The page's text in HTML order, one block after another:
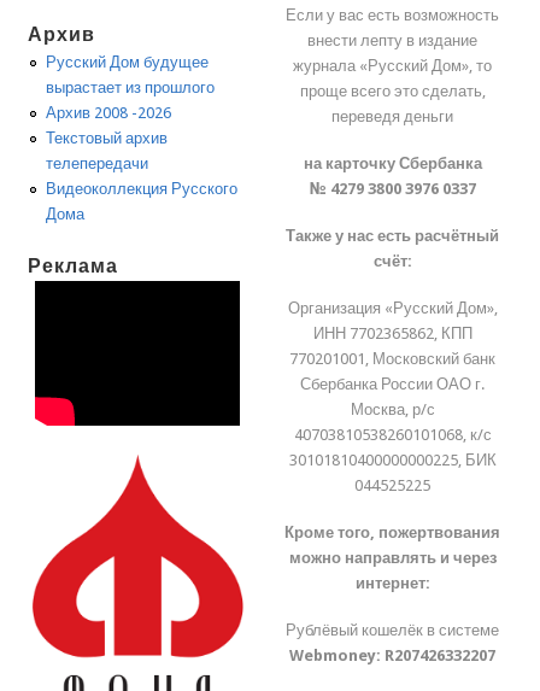
Архив
Русский Дом будущее
вырастает из прошлого
Архив 2008 -2026
Текстовый архив
телепередачи
Видеоколлекция Русского
Дома
Реклама
Если у вас есть возможность
внести лепту в издание
журнала «Русский Дом», то
проще всего это сделать,
переведя деньги
на карточку Сбербанка
№ 4279 3800 3976 0337
Также у нас есть расчётный
счёт:
Организация «Русский Дом»,
ИНН 7702365862, КПП
770201001, Московский банк
Сбербанка России ОАО г.
Москва, р/с
40703810538260101068, к/с
30101810400000000225, БИК
044525225
Кроме того, пожертвования
можно направлять и через
интернет:
Рублёвый кошелёк в системе
Webmoney: R207426332207